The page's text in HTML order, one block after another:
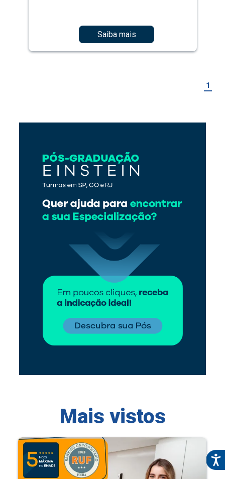
Saiba mais
1
Mais vistos